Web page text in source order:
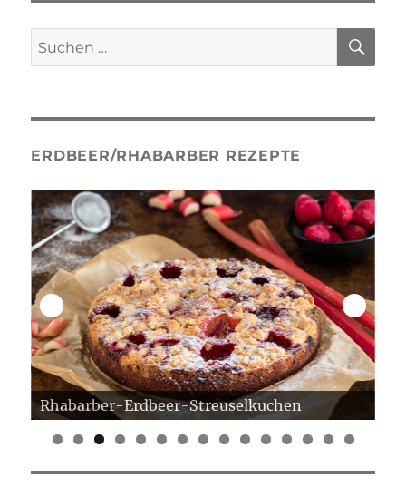
Suche
nach:
ERDBEER/RHABARBER REZEPTE
Rhabarber-Erdbeer-Streuselkuchen
0 1 2 3 4 5